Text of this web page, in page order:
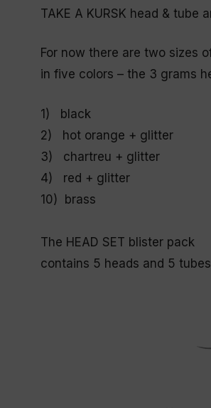
TAKE A KURSK head & tube
For now there are two sizes
in five colors – the 3 grams
1) black
2) hot orange + glitter
3) chartreu + glitter
4) red + glitter
10) brass
The HEAD SET blister pack
contains 5 heads and 5